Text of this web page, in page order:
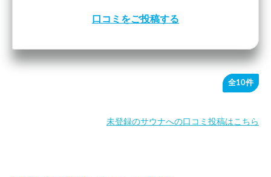
口コミをご投稿する
全10件
未登録のサウナへの口コミ投稿はこちら